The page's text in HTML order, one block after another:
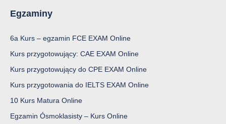
poruszania się po mieście i pytania o drogę.
Ćwiczenia rozwijają cztery umiejętności językowe – mówienie,
słuchanie, czytanie i pisanie – w równym stopniu, co pozwala
na zbudowanie solidnych podstaw.
Metody pracy stosowane w kursie
Egzaminy
6a Kurs – egzamin FCE EXAM Online
Kurs przygotowujący: CAE EXAM Online
Kurs przygotowujący do CPE EXAM Online
Kurs przygotowania do IELTS EXAM Online
10 Kurs Matura Online
Egzamin Ósmoklasisty – Kurs Online